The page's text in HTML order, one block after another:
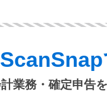
業務・確定申告